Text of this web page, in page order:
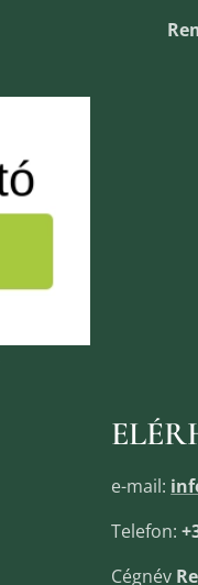
e-mail:
Telefon:
Cégnév